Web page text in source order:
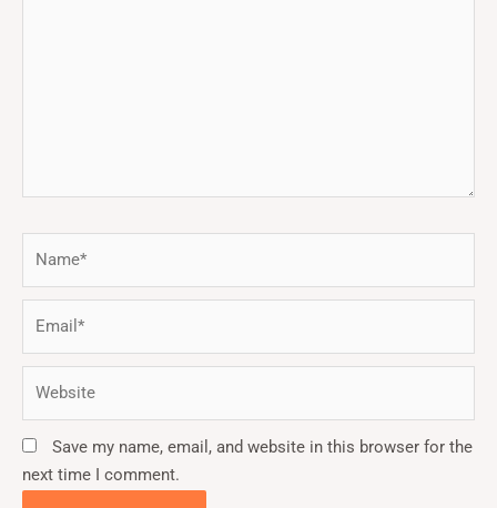
Save my name, email, and website in this browser for the
next time I comment.